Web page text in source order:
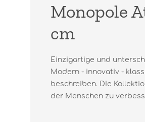
Monopole
cm
Einzigartige und
Modern - innovativ -
beschreiben. DIe
der Menschen zu